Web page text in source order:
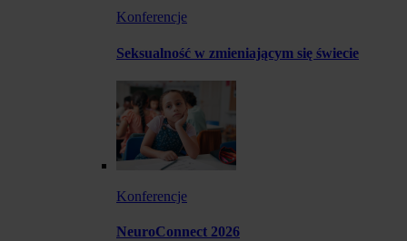
Konferencje
Seksualność w zmieniającym się świecie
Konferencje
NeuroConnect 2026